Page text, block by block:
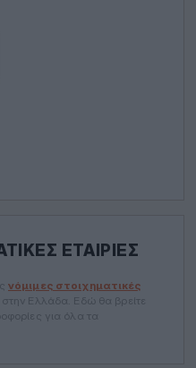
ΕΤΑΙΡΊΕΣ
νόμιμες στοιχηματικές
Ελλάδα. Εδώ θα βρείτε
για όλα τα